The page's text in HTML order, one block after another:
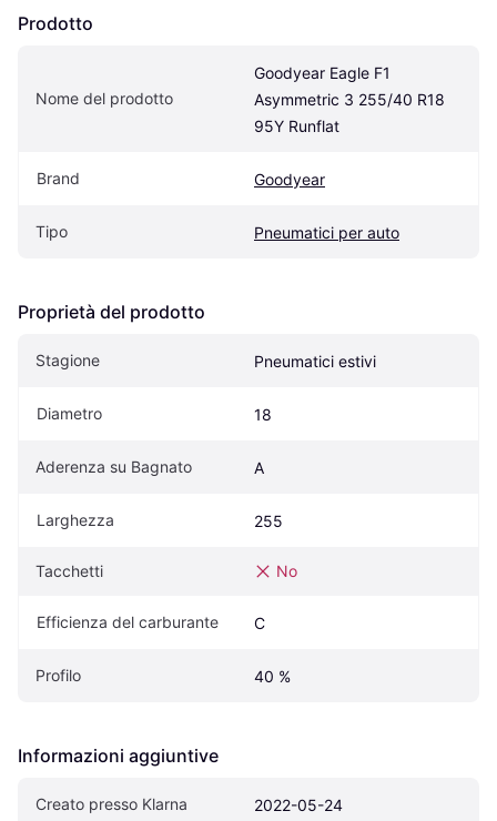
Prodotto
Nome del prodotto
Goodyear Eagle F1
Asymmetric 3 255/40 R18
95Y Runflat
Brand Goodyear
Tipo Pneumatici per auto
Proprietà del prodotto
Stagione Pneumatici estivi
Diametro 18
Aderenza su Bagnato A
Larghezza 255
Tacchetti No
Efficienza del carburante C
Profilo 40 %
Informazioni aggiuntive
Creato presso Klarna 2022-05-24